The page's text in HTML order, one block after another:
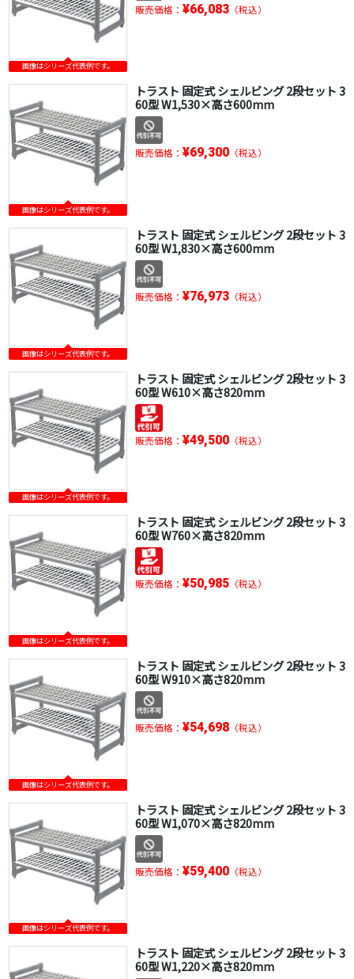
画像はシリーズ代表例です。
販売価格： ¥66,083（税込）
画像はシリーズ代表例です。
トラスト 固定式 シェルビング 2段セット 3
60型 W1,530×高さ600mm
販売価格： ¥69,300（税込）
画像はシリーズ代表例です。
トラスト 固定式 シェルビング 2段セット 3
60型 W1,830×高さ600mm
販売価格： ¥76,973（税込）
画像はシリーズ代表例です。
トラスト 固定式 シェルビング 2段セット 3
60型 W610×高さ820mm
販売価格： ¥49,500（税込）
画像はシリーズ代表例です。
トラスト 固定式 シェルビング 2段セット 3
60型 W760×高さ820mm
販売価格： ¥50,985（税込）
画像はシリーズ代表例です。
トラスト 固定式 シェルビング 2段セット 3
60型 W910×高さ820mm
販売価格： ¥54,698（税込）
画像はシリーズ代表例です。
トラスト 固定式 シェルビング 2段セット 3
60型 W1,070×高さ820mm
販売価格： ¥59,400（税込）
トラスト 固定式 シェルビング 2段セット 3
60型 W1,220×高さ820mm